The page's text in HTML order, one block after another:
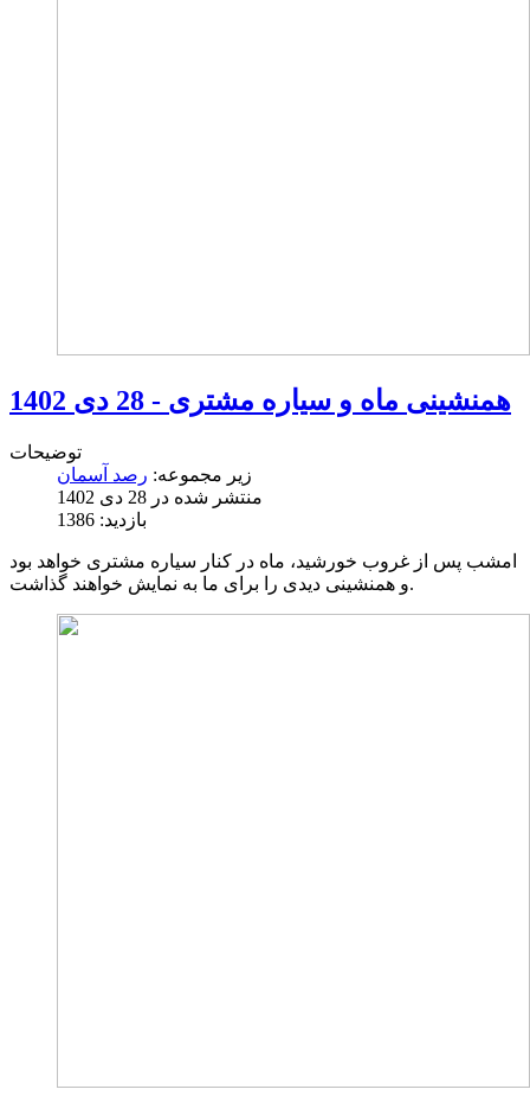
همنشینی ماه و سیاره مشتری - 28 دی 1402
توضیحات
زیر مجموعه: رصد آسمان
منتشر شده در 28 دی 1402
بازدید: 1386
امشب پس از غروب خورشید، ماه در کنار سیاره مشتری خواهد بود
و همنشینی دیدی را برای ما به نمایش خواهند گذاشت.